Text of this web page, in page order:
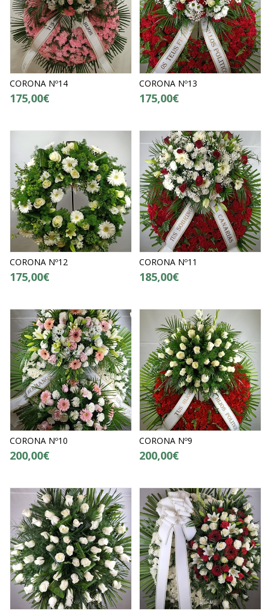
CORONA Nº14
175,00€
CORONA Nº13
175,00€
CORONA Nº12
175,00€
CORONA Nº11
185,00€
CORONA Nº10
200,00€
CORONA Nº9
200,00€